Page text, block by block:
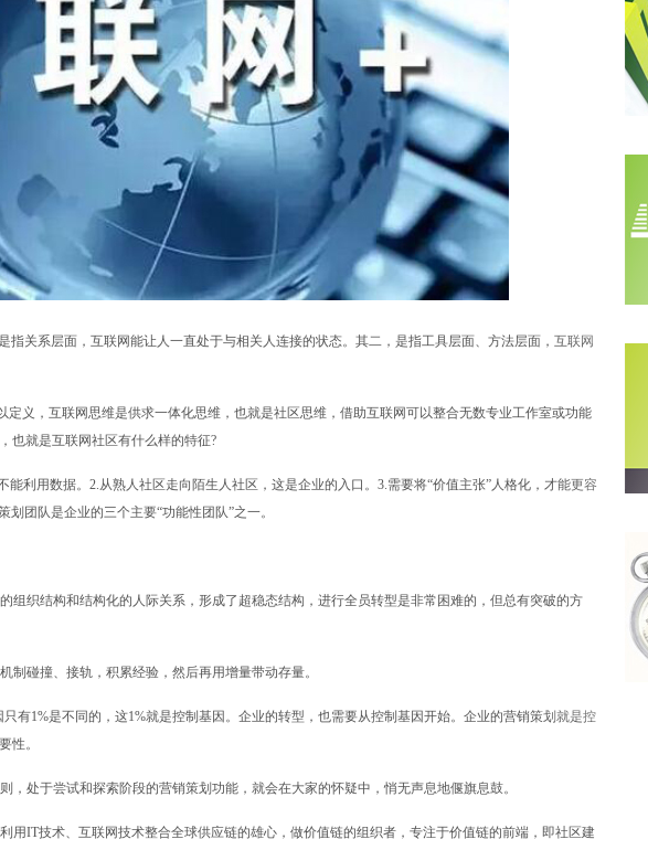
指关系层面，互联网能让人一直处于与相关人连接的状态。其二，是指工具层面、方法层面，互联网
定义，互联网思维是供求一体化思维，也就是社区思维，借助互联网可以整合无数专业工作室或功能
也就是互联网社区有什么样的特征?
利用数据。2.从熟人社区走向陌生人社区，这是企业的入口。3.需要将“价值主张”人格化，才能更容
团队是企业的三个主要“功能性团队”之一。
组织结构和结构化的人际关系，形成了超稳态结构，进行全员转型是非常困难的，但总有突破的方
碰撞、接轨，积累经验，然后再用增量带动存量。
有1%是不同的，这1%就是控制基因。企业的转型，也需要从控制基因开始。企业的营销策划就是控
性。
处于尝试和探索阶段的营销策划功能，就会在大家的怀疑中，悄无声息地偃旗息鼓。
用IT技术、互联网技术整合全球供应链的雄心，做价值链的组织者，专注于价值链的前端，即社区建